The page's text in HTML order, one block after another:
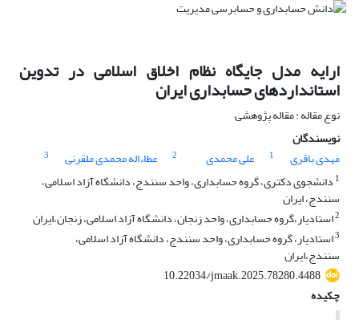
ارایه مدل جایگاه نظام اخلاق اسلامی در تدوین
استانداردهای حسابداری ایران
نوع مقاله : مقاله پژوهشی
نویسندگان
مهدی باقری
1 علی محمدی 2 عطاءاله محمدی ملقرنی
3
1 دانشجوی دکتری، گروه حسابداری، واحد سنندج، دانشگاه آزاد اسلامی،
سنندج، ایران
2استادیار،گروه حسابداری، واحد زنجان، دانشگاه آزاد اسلامی، زنجان،ایران
3استادیار، گروه حسابداری، واحد سنندج، دانشگاه آزاد اسلامی،
سنندج،ایران
10.22034/jmaak.2025.78280.4488
چکیده